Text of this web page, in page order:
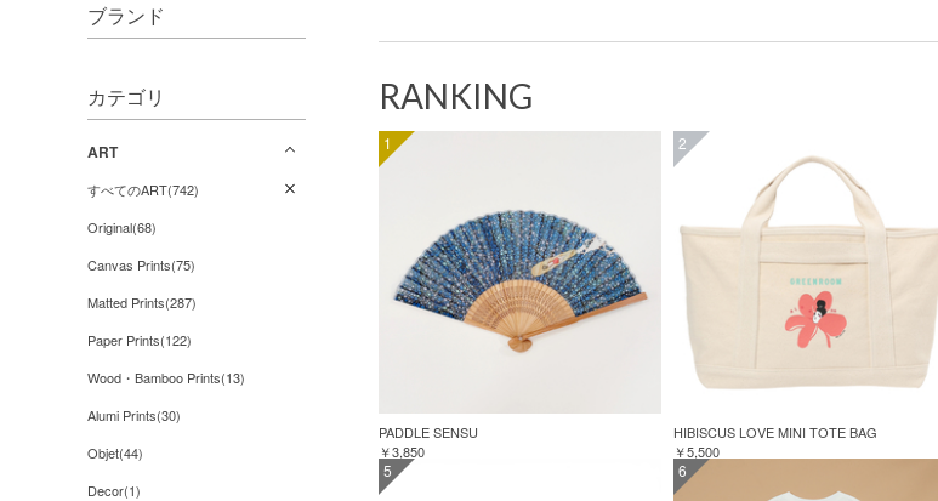
ブランド
カテゴリ
ART
すべてのART(742)
Original(68)
Canvas Prints(75)
Matted Prints(287)
Paper Prints(122)
Wood・Bamboo Prints(13)
Alumi Prints(30)
Objet(44)
Decor(1)
RANKING
1
PADDLE SENSU
￥3,850
2
HIBISCUS LOVE MINI TOTE BAG
￥5,500
5 6